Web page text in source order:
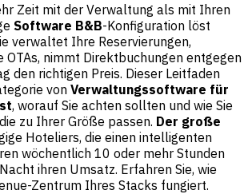
Zeit mit der Verwaltung als mit Ihren
Software B&B-Konfiguration löst
verwaltet Ihre Reservierungen,
OTAs, nimmt Direktbuchungen entgegen
den richtigen Preis. Dieser Leitfaden
von Verwaltungssoftware für
, worauf Sie achten sollten und wie Sie
zu Ihrer Größe passen. Der große
Hoteliers, die einen intelligenten
wöchentlich 10 oder mehr Stunden
ihren Umsatz. Erfahren Sie, wie
Zentrum Ihres Stacks fungiert.